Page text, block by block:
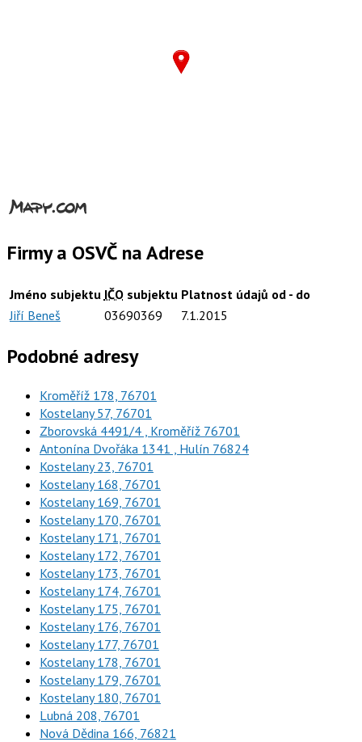
Firmy a OSVČ na Adrese
Jméno subjektu IČOsubjektu Platnost údajů od - do
Jiří Beneš
03690369 7.1.2015
Podobné adresy
Kroměříž 178, 76701
Kostelany 57, 76701
Zborovská 4491/4 , Kroměříž 76701
Antonína Dvořáka 1341 , Hulín 76824
Kostelany 23, 76701
Kostelany 168, 76701
Kostelany 169, 76701
Kostelany 170, 76701
Kostelany 171, 76701
Kostelany 172, 76701
Kostelany 173, 76701
Kostelany 174, 76701
Kostelany 175, 76701
Kostelany 176, 76701
Kostelany 177, 76701
Kostelany 178, 76701
Kostelany 179, 76701
Kostelany 180, 76701
Lubná 208, 76701
Nová Dědina 166, 76821